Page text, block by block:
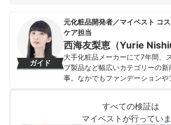
ガイド
元化粧品開発者／マイベスト コ
ケア担当
西海友梨恵（Yurie
大手化粧品メーカーにて7年間、
プ製品など幅広いカテゴリーの
事。なかでもファンデーション
1500点以上のコスメを比較検証
をもとに、成分や処方の背景をふ
すべての検証は
マイベストが行ってい